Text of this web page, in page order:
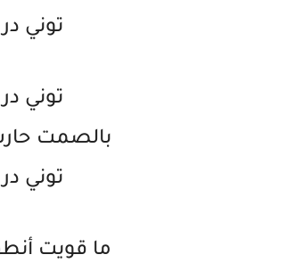
توني
توني
بالصمت
توني
ما قويت